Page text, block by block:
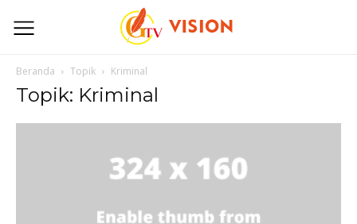
Beranda Topik Kriminal
Topik: Kriminal